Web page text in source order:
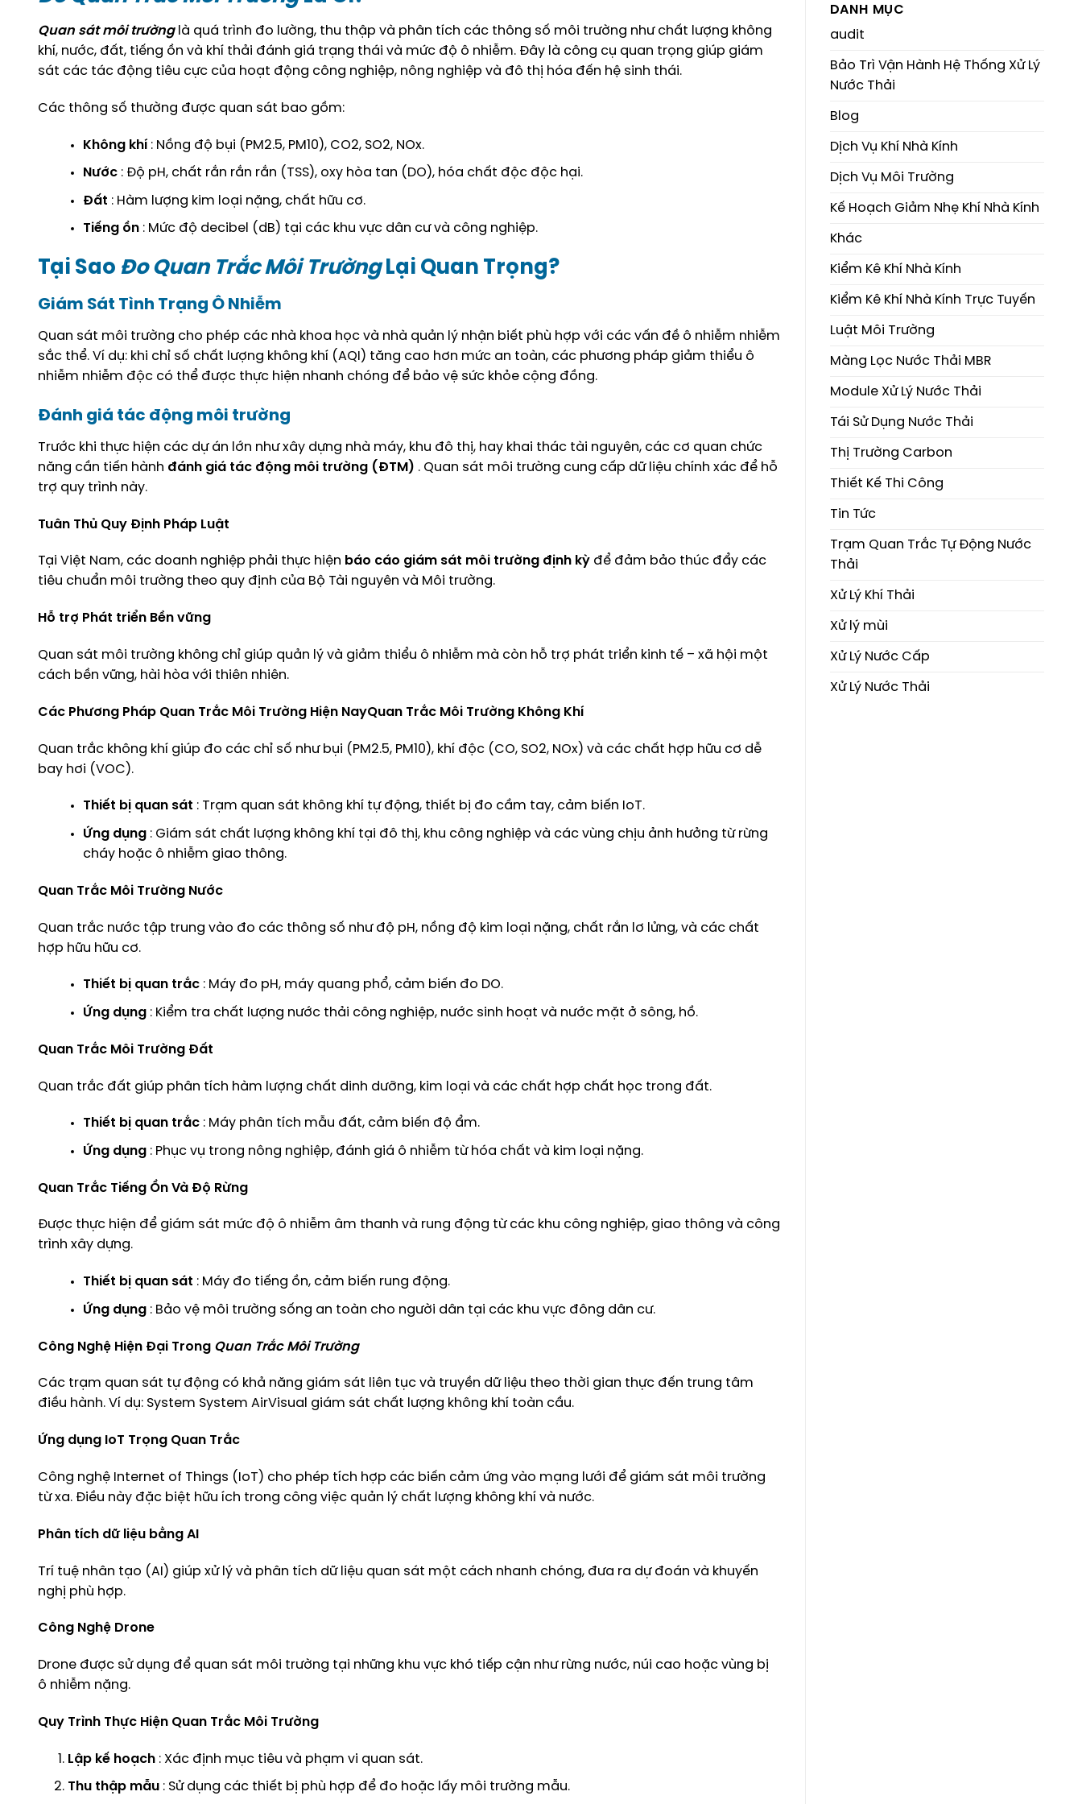
Quan sát môi trườnglà quá trình đo lường, thu thập và phân tích các thông số môi trường như chất lượng không
khí, nước, đất, tiếng ồn và khí thải đánh giá trạng thái và mức độ ô nhiễm. Đây là công cụ quan trọng giúp giám
sát các tác động tiêu cực của hoạt động công nghiệp, nông nghiệp và đô thị hóa đến hệ sinh thái.
Các thông số thường được quan sát bao gồm:
Không khí : Nồng độ bụi (PM2.5, PM10), CO2, SO2, NOx.
Nước : Độ pH, chất rắn rắn rắn (TSS), oxy hòa tan (DO), hóa chất độc độc hại.
Đất : Hàm lượng kim loại nặng, chất hữu cơ.
Tiếng ồn : Mức độ decibel (dB) tại các khu vực dân cư và công nghiệp.
Tại Sao Đo Quan Trắc Môi TrườngLại Quan Trọng?
Giám Sát Tình Trạng Ô Nhiễm
Quan sát môi trường cho phép các nhà khoa học và nhà quản lý nhận biết phù hợp với các vấn đề ô nhiễm nhiễm
sắc thể. Ví dụ: khi chỉ số chất lượng không khí (AQI) tăng cao hơn mức an toàn, các phương pháp giảm thiểu ô
nhiễm nhiễm độc có thể được thực hiện nhanh chóng để bảo vệ sức khỏe cộng đồng.
Đánh giá tác động môi trường
Trước khi thực hiện các dự án lớn như xây dựng nhà máy, khu đô thị, hay khai thác tài nguyên, các cơ quan chức
năng cần tiến hành đánh giá tác động môi trường (ĐTM) . Quan sát môi trường cung cấp dữ liệu chính xác để hỗ
trợ quy trình này.
Tuân Thủ Quy Định Pháp Luật
Tại Việt Nam, các doanh nghiệp phải thực hiện báo cáo giám sát môi trường định kỳ để đảm bảo thúc đẩy các
tiêu chuẩn môi trường theo quy định của Bộ Tài nguyên và Môi trường.
Hỗ trợ Phát triển Bền vững
Quan sát môi trường không chỉ giúp quản lý và giảm thiểu ô nhiễm mà còn hỗ trợ phát triển kinh tế – xã hội một
cách bền vững, hài hòa với thiên nhiên.
Các Phương Pháp Quan Trắc Môi Trường Hiện NayQuan Trắc Môi Trường Không Khí
Quan trắc không khí giúp đo các chỉ số như bụi (PM2.5, PM10), khí độc (CO, SO2, NOx) và các chất hợp hữu cơ dễ
bay hơi (VOC).
Thiết bị quan sát : Trạm quan sát không khí tự động, thiết bị đo cầm tay, cảm biến IoT.
Ứng dụng : Giám sát chất lượng không khí tại đô thị, khu công nghiệp và các vùng chịu ảnh hưởng từ rừng
cháy hoặc ô nhiễm giao thông.
Quan Trắc Môi Trường Nước
Quan trắc nước tập trung vào đo các thông số như độ pH, nồng độ kim loại nặng, chất rắn lơ lửng, và các chất
hợp hữu hữu cơ.
Thiết bị quan trắc : Máy đo pH, máy quang phổ, cảm biến đo DO.
Ứng dụng : Kiểm tra chất lượng nước thải công nghiệp, nước sinh hoạt và nước mặt ở sông, hồ.
Quan Trắc Môi Trường Đất
Quan trắc đất giúp phân tích hàm lượng chất dinh dưỡng, kim loại và các chất hợp chất học trong đất.
Thiết bị quan trắc : Máy phân tích mẫu đất, cảm biến độ ẩm.
Ứng dụng : Phục vụ trong nông nghiệp, đánh giá ô nhiễm từ hóa chất và kim loại nặng.
Quan Trắc Tiếng Ồn Và Độ Rừng
Được thực hiện để giám sát mức độ ô nhiễm âm thanh và rung động từ các khu công nghiệp, giao thông và công
trình xây dựng.
Thiết bị quan sát : Máy đo tiếng ồn, cảm biến rung động.
Ứng dụng : Bảo vệ môi trường sống an toàn cho người dân tại các khu vực đông dân cư.
Công Nghệ Hiện Đại Trong Quan Trắc Môi Trường
Các trạm quan sát tự động có khả năng giám sát liên tục và truyền dữ liệu theo thời gian thực đến trung tâm
điều hành. Ví dụ: System System AirVisual giám sát chất lượng không khí toàn cầu.
Ứng dụng IoT Trọng Quan Trắc
Công nghệ Internet of Things (IoT) cho phép tích hợp các biến cảm ứng vào mạng lưới để giám sát môi trường
từ xa. Điều này đặc biệt hữu ích trong công việc quản lý chất lượng không khí và nước.
Phân tích dữ liệu bằng AI
Trí tuệ nhân tạo (AI) giúp xử lý và phân tích dữ liệu quan sát một cách nhanh chóng, đưa ra dự đoán và khuyến
nghị phù hợp.
Công Nghệ Drone
Drone được sử dụng để quan sát môi trường tại những khu vực khó tiếp cận như rừng nước, núi cao hoặc vùng bị
ô nhiễm nặng.
Quy Trình Thực Hiện Quan Trắc Môi Trường
Lập kế hoạch: Xác định mục tiêu và phạm vi quan sát.
Thu thập mẫu: Sử dụng các thiết bị phù hợp để đo hoặc lấy môi trường mẫu.
DANH MỤC
audit
Bảo Trì Vận Hành Hệ Thống Xử Lý
Nước Thải
Blog
Dịch Vụ Khí Nhà Kính
Dịch Vụ Môi Trường
Kế Hoạch Giảm Nhẹ Khí Nhà Kính
Khác
Kiểm Kê Khí Nhà Kính
Kiểm Kê Khí Nhà Kính Trực Tuyến
Luật Môi Trường
Màng Lọc Nước Thải MBR
Module Xử Lý Nước Thải
Tái Sử Dụng Nước Thải
Thị Trường Carbon
Thiết Kế Thi Công
Tin Tức
Trạm Quan Trắc Tự Động Nước
Thải
Xử Lý Khí Thải
Xử lý mùi
Xử Lý Nước Cấp
Xử Lý Nước Thải